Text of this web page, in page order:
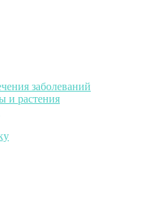
заболеваний
и растения